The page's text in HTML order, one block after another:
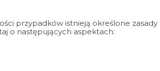
przypadków istnieją określone
o następujących aspektach: